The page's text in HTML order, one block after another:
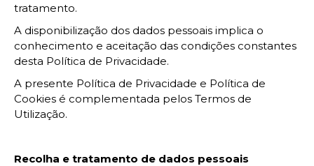
tratamento.
A disponibilização dos dados pessoais implica o
conhecimento e aceitação das condições constantes
desta Política de Privacidade.
A presente Política de Privacidade e Política de
Cookies é complementada pelos Termos de
Utilização.
Recolha e tratamento de dados pessoais